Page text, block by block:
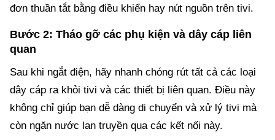
đơn thuần tắt bằng điều khiển hay nút nguồn trên tivi.
Bước 2: Tháo gỡ các phụ kiện và dây cáp liên
quan
Sau khi ngắt điện, hãy nhanh chóng rút tất cả các loại
dây cáp ra khỏi tivi và các thiết bị liên quan. Điều này
không chỉ giúp bạn dễ dàng di chuyển và xử lý tivi mà
còn ngăn nước lan truyền qua các kết nối này.